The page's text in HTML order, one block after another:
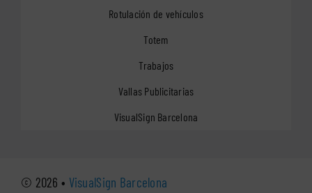
Rotulación de vehículos
Totem
Trabajos
Vallas Publicitarias
VisualSign Barcelona
© 2026 • VisualSign Barcelona